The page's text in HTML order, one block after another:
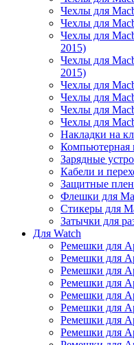
Чехлы для
Чехлы для
Чехлы для
2015)
Чехлы для
2015)
Чехлы для
Чехлы для
Чехлы для
Чехлы для
Накладки на
Компьютерная
Зарядные
Кабели и
Защитные
Флешки для
Стикеры для
Затычки для
Для Watch
Ремешки для
Ремешки для
Ремешки для
Ремешки для
Ремешки для
Ремешки для
Ремешки для
Ремешки для